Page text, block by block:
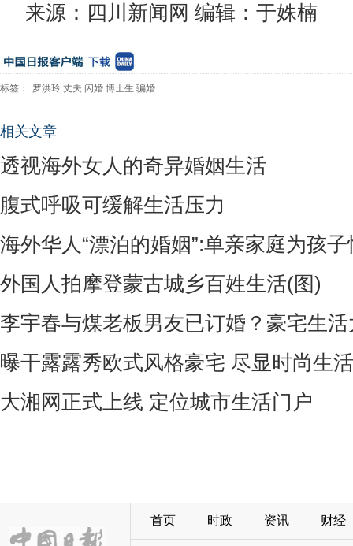
来源：四川新闻网 编辑：于姝楠
标签： 罗洪玲 丈夫 闪婚 博士生 骗婚
相关文章
透视海外女人的奇异婚姻生活
腹式呼吸可缓解生活压力
海外华人“漂泊的婚姻”:单亲家庭为孩
外国人拍摩登蒙古城乡百姓生活(图)
李宇春与煤老板男友已订婚？豪宅生
曝干露露秀欧式风格豪宅 尽显时尚生
大湘网正式上线 定位城市生活门户
首页 时政 资讯 财经